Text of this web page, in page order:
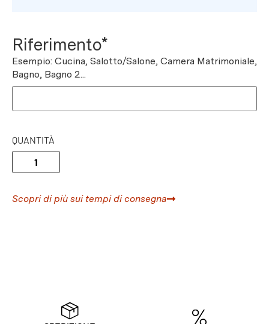
Riferimento*
Esempio: Cucina, Salotto/Salone, Camera Matrimoniale,
Bagno, Bagno 2...
QUANTITÀ
Scopri di più sui tempi di consegna